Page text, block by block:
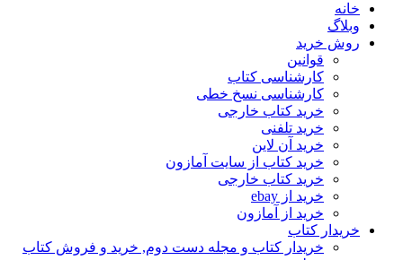
خانه
وبلاگ
روش خرید
قوانین
کارشناسی کتاب
کارشناسی نسخ خطی
خرید کتاب خارجی
خرید تلفنی
خرید آن لاین
خرید کتاب از سایت آمازون
خرید کتاب خارجی
خرید از ebay
خرید از آمازون
خریدار کتاب
خریدار کتاب و مجله دست دوم, خرید و فروش کتاب